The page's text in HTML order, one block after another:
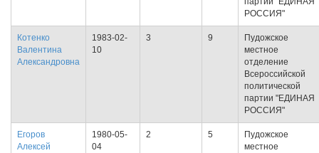
РОССИЯ"
Котенко
Валентина
Александровна
1983-02-
10
3 9
Пудожское
местное
отделение
Всероссийской
политической
партии "ЕДИНАЯ
РОССИЯ"
Егоров
Алексей
1980-05-
04
2 5
Пудожское
местное